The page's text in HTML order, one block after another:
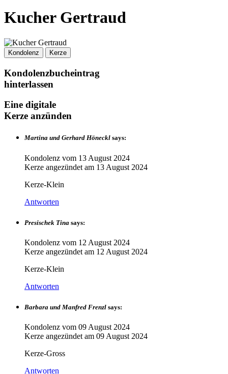
Kucher Gertraud
Kondolenz Kerze
Kondolenzbucheintrag
hinterlassen
Eine digitale
Kerze anzünden
Martina und Gerhard Höneckl says:
Kondolenz vom 13 August 2024
Kerze angezündet am 13 August 2024
Kerze-Klein
Antworten
Presischek Tina says:
Kondolenz vom 12 August 2024
Kerze angezündet am 12 August 2024
Kerze-Klein
Antworten
Barbara und Manfred Frenzl says:
Kondolenz vom 09 August 2024
Kerze angezündet am 09 August 2024
Kerze-Gross
Antworten